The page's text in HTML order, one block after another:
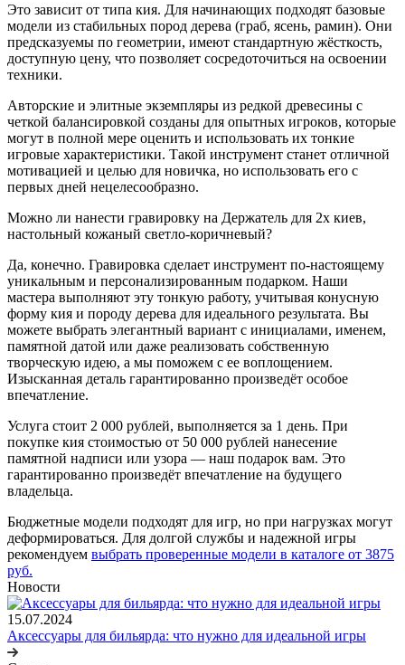
Это зависит от типа кия. Для начинающих подходят базовые
модели из стабильных пород дерева (граб, ясень, рамин). Они
предсказуемы по геометрии, имеют стандартную жёсткость,
доступную цену, что позволяет сосредоточиться на освоении
техники.
Авторские и элитные экземпляры из редкой древесины с
четкой балансировкой созданы для опытных игроков, которые
могут в полной мере оценить и использовать их тонкие
игровые характеристики. Такой инструмент станет отличной
мотивацией и целью для новичка, но использовать его с
первых дней нецелесообразно.
Можно ли нанести гравировку на Держатель для 2х киев,
настольный кожаный светло-коричневый?
Да, конечно. Гравировка сделает инструмент по-настоящему
уникальным и персонализированным подарком. Наши
мастера выполняют эту тонкую работу, учитывая конусную
форму кия и породу дерева для идеального результата. Вы
можете выбрать элегантный вариант с инициалами, именем,
памятной датой или даже реализовать собственную
творческую идею, а мы поможем с ее воплощением.
Изысканная деталь гарантированно произведёт особое
впечатление.
Услуга стоит 2 000 рублей, выполняется за 1 день. При
покупке кия стоимостью от 50 000 рублей нанесение
памятной надписи или узора — наш подарок вам. Это
гарантированно произведёт впечатление на будущего
владельца.
Бюджетные модели подходят для игр, но при нагрузках могут
деформироваться. Для долгой службы и надежной игры
рекомендуем выбрать проверенные модели в каталоге от 3875
руб.
Новости
15.07.2024
Аксессуары для бильярда: что нужно для идеальной игры